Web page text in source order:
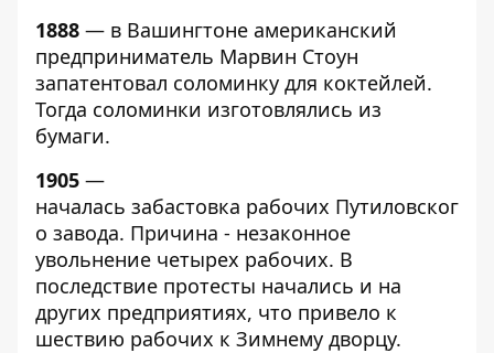
1888 — в Вашингтоне американский
предприниматель Марвин Стоун
запатентовал соломинку для коктейлей.
Тогда соломинки изготовлялись из
бумаги.
1905 —
началась забастовка рабочих Путиловског
о завода. Причина - незаконное
увольнение четырех рабочих. В
последствие протесты начались и на
других предприятиях, что привело к
шествию рабочих к Зимнему дворцу.